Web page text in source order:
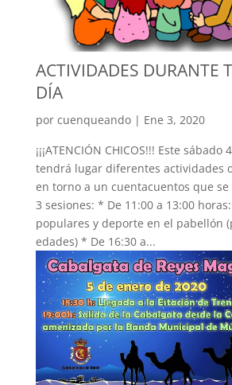
ACTIVIDADES DURANTE
DÍA
por cuenqueando| Ene 3, 2020
¡¡¡ATENCIÓN CHICOS!!! Este sábado
tendrá lugar diferentes actividades
en torno a un cuentacuentos que
3 sesiones: * De 11:00 a 13:00 horas:
populares y deporte en el pabellón
edades) * De 16:30 a...